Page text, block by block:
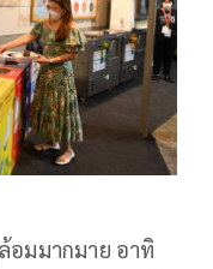
อมมากมาย อาทิ